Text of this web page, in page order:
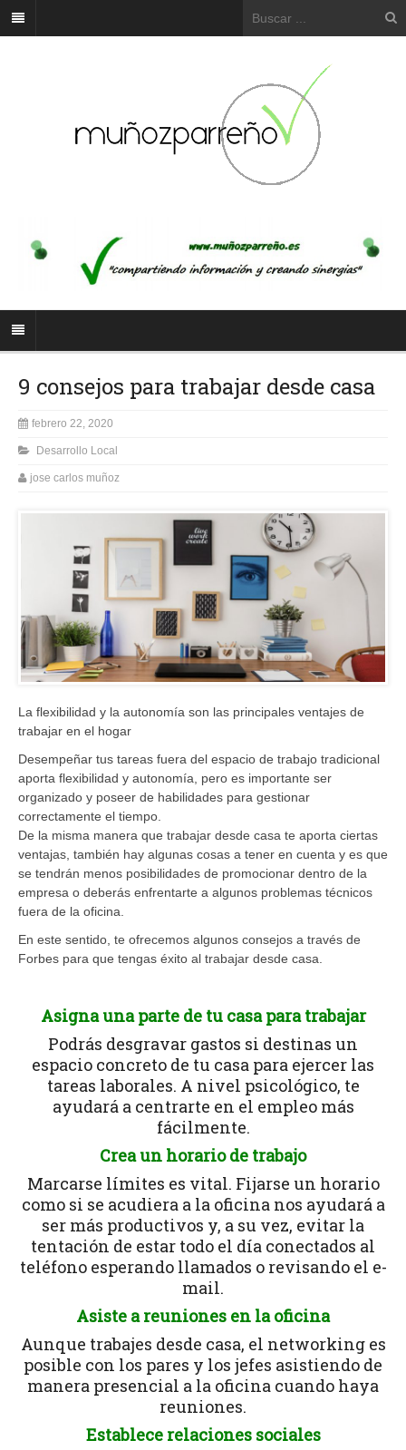
9 consejos para trabajar desde casa
febrero 22, 2020
Desarrollo Local
jose carlos muñoz
La flexibilidad y la autonomía son las principales ventajes de
trabajar en el hogar
Desempeñar tus tareas fuera del espacio de trabajo tradicional
aporta flexibilidad y autonomía, pero es importante ser
organizado y poseer de habilidades para gestionar
correctamente el tiempo.
De la misma manera que trabajar desde casa te aporta ciertas
ventajas, también hay algunas cosas a tener en cuenta y es que
se tendrán menos posibilidades de promocionar dentro de la
empresa o deberás enfrentarte a algunos problemas técnicos
fuera de la oficina.
En este sentido, te ofrecemos algunos consejos a través de
Forbes para que tengas éxito al trabajar desde casa.
Asigna una parte de tu casa para trabajar
Podrás desgravar gastos si destinas un
espacio concreto de tu casa para ejercer las
tareas laborales. A nivel psicológico, te
ayudará a centrarte en el empleo más
fácilmente.
Crea un horario de trabajo
Marcarse límites es vital. Fijarse un horario
como si se acudiera a la oficina nos ayudará a
ser más productivos y, a su vez, evitar la
tentación de estar todo el día conectados al
teléfono esperando llamados o revisando el e-
mail.
Asiste a reuniones en la oficina
Aunque trabajes desde casa, el networking es
posible con los pares y los jefes asistiendo de
manera presencial a la oficina cuando haya
reuniones.
Establece relaciones sociales